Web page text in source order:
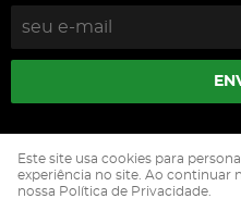
CNPJ:
Este site usa cookies para
experiência no site. Ao continuar
nossa Política de Privacidade.